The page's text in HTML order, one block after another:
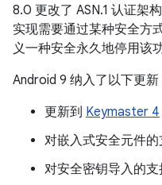
8.0 更改了 ASN.1 认证架
实现需要通过某种安全方
义一种安全永久地停用该
Android 9 纳入了以下更新
更新到 Keymaster 4
对嵌入式安全元件的
对安全密钥导入的支